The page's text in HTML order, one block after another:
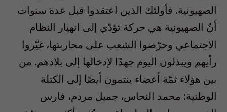
الصهيونية. فأولئك الذين اعتقدوا قبل عدة سنوات
أنّ الصهيونية هي حركة تؤدّي إلى انهيار النظام
الاجتماعي وحرّضوا الشعب على محاربتها، غيّروا
رأيهم ويبذلون اليوم جهدًا لإدخالها إلى بلادهم. من
بين هؤلاء ثمّة أعضاء ينتمون أيضًا إلى الكتلة
الوطنية: محمد النحاس، جميل مردم، فارس